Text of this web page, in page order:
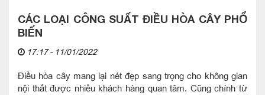
CÁC LOẠI CÔNG SUẤT ĐIỀU HÒA CÂY PHỔ
BIẾN
17:17 - 11/01/2022
Điều hòa cây mang lại nét đẹp sang trọng cho không gian
nội thất được nhiều khách hàng quan tâm. Cũng chính từ